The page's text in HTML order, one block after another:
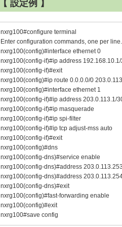
【 設定例 】
nxrg100#configure terminal
Enter configuration commands, one per
nxrg100(config)#interface ethernet 0
nxrg100(config-if)#ip address
nxrg100(config-if)#exit
nxrg100(config)#ip route 0.0.0.0/0
nxrg100(config)#interface ethernet 1
nxrg100(config-if)#ip address 203.0.113.1/
nxrg100(config-if)#ip masquerade
nxrg100(config-if)#ip spi-filter
nxrg100(config-if)#ip tcp adjust-mss auto
nxrg100(config-if)#exit
nxrg100(config)#dns
nxrg100(config-dns)#service enable
nxrg100(config-dns)#address
nxrg100(config-dns)#address
nxrg100(config-dns)#exit
nxrg100(config)#fast-forwarding enable
nxrg100(config)#exit
nxrg100#save config